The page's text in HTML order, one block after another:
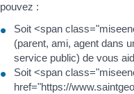
pouvez :
Soit <span
(parent, ami, agent dans
service public) de vous
Soit <span
href="https://